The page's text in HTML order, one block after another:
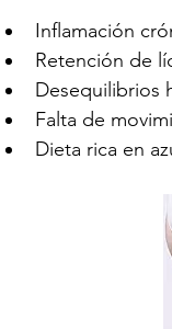
Inflamación
Retención de
Desequilibrios
Falta de
Dieta rica en